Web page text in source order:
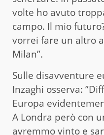
volte ho avuto
campo. Il mio
vorrei fare un altro
Milan”.
Sulle disavventure
Inzaghi osserva:
Europa
A Londra però con
avremmo vinto e